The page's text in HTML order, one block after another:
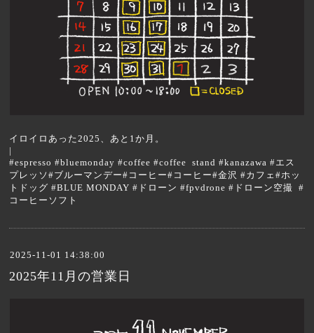
イロイロあった2025、あと1か月。
|
#espresso #bluemonday #coffee #coffee stand #kanazawa #エス
プレッソ#ブルーマンデー#コーヒー#コーヒー#金沢 #カフェ#ホッ
トドッグ #BLUE MONDAY #ドローン #fpvdrone #ドローン空撮 #
コーヒーソフト
2025-11-01 14:38:00
2025年11月の営業日